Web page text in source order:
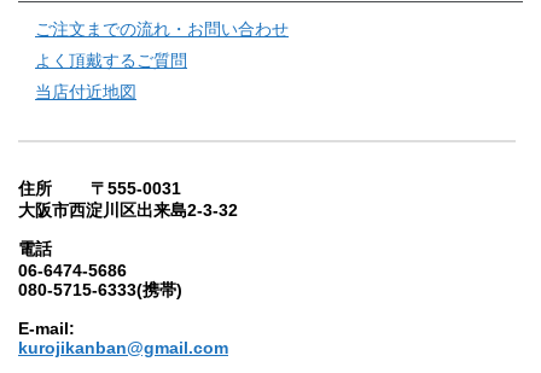
ご注文までの流れ・お問い合わせ
よく頂戴するご質問
当店付近地図
住所 〒555-0031
大阪市西淀川区出来島2-3-32
電話
06-6474-5686
080-5715-6333(携帯)
E-mail:
kurojikanban@gmail.com